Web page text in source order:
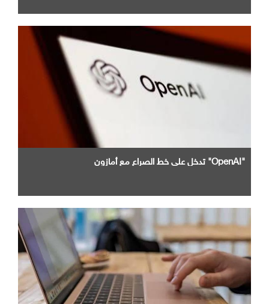
"OpenAI" تدخل علي خط الصراع مع أمازون